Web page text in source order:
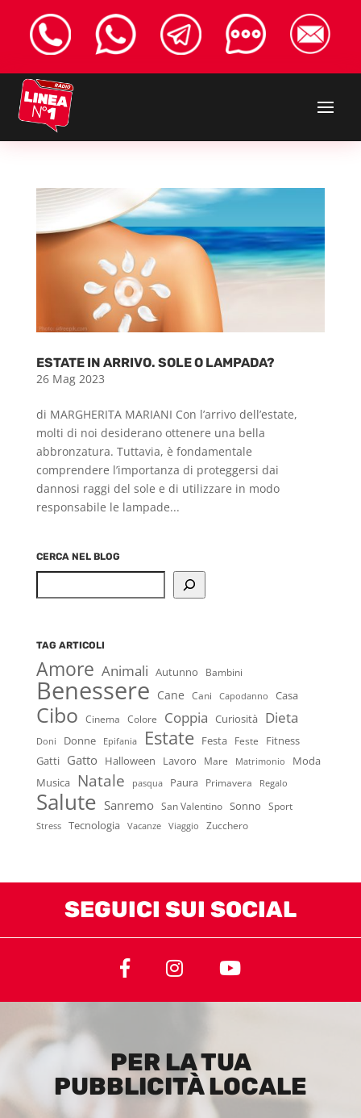
ESTATE IN ARRIVO. SOLE O LAMPADA?
26 Mag 2023
di MARGHERITA MARIANI Con l’arrivo dell’estate,
molti di noi desiderano ottenere una bella
abbronzatura. Tuttavia, è fondamentale
comprendere l’importanza di proteggersi dai
dannosi raggi del sole e di utilizzare in modo
responsabile le lampade...
CERCA NEL BLOG
TAG ARTICOLI
Amore Animali Autunno Bambini
Benessere Cane Cani Capodanno Casa
Cibo Cinema Colore Coppia Curiosità Dieta
Doni Donne Epifania Estate Festa Feste
Fitness
Gatti Gatto Halloween Lavoro Mare Matrimonio
Moda
Musica
Natale pasqua Paura Primavera Regalo
Salute Sanremo San Valentino Sonno Sport
Stress Tecnologia Vacanze Viaggio Zucchero
SEGUICI SUI SOCIAL
PER LA TUA
PUBBLICITÀ LOCALE